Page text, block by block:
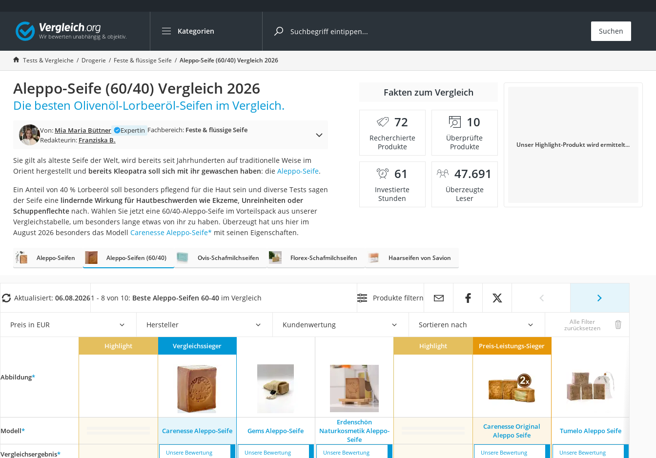
Kategorien
Die beliebtesten Vergleiche nach Kategorie
Drogerie
Inhalator
Haarschneider
Rollator
Katzenklappe (Chip)
Masturbator
Massagepistole
Epilierer
Reisehaartrockner
Eiweißpulver
Katzenklappe
leichter Haartrockner
Philips-Sonicare-Zahnbürste
Schildkrötenhaus
Mineralfutter Pferd
Massagegerät
Suchen
Tests & Vergleiche Drogerie Feste & flüssige Seife Aleppo-Seife (60/40) Vergleich 2026
Aleppo-Seife (60/40) Vergleich 2026
Die besten Olivenöl-Lorbeeröl-Seifen im Vergleich.
Von: Mia Maria Büttner Expertin Fachbereich: Feste & flüssige Seife
Redakteurin: Franziska B.
Sie gilt als älteste Seife der Welt, wird bereits seit Jahrhunderten auf traditionelle Weise im
Orient hergestellt und bereits Kleopatra soll sich mit ihr gewaschen haben: die Aleppo-Seife.
Ein Anteil von 40 % Lorbeeröl soll besonders pflegend für die Haut sein und diverse Tests sagen
der Seife eine lindernde Wirkung für Hautbeschwerden wie Ekzeme, Unreinheiten oder
Schuppenflechtenach. Wählen Sie jetzt eine 60/40-Aleppo-Seife im Vorteilspack aus unserer
Vergleichstabelle, um besonders lange etwas von ihr zu haben. Überzeugt hat uns hier im
August 2026 besonders das Modell Carenesse Aleppo-Seife* mit seinen Eigenschaften.
Fakten zum Vergleich
72
Recherchierte
Produkte
10
Überprüfte
Produkte
61
Investierte
Stunden
47.691
Überzeugte
Leser
Unser Highlight-Produkt wird ermittelt...
Aleppo-Seifen Aleppo-Seifen (60/40) Ovis-Schafmilchseifen Florex-Schafmilchseifen Haarseifen von Savion
Aktualisiert: 06.08.20261 - 8 von 10: Beste Aleppo-Seifen 60-40 im Vergleich Produkte filtern
Preis in EUR Hersteller Kundenwertung Sortieren nach Alle Filter
zurücksetzen
Abbildung*
Highlight Vergleichssieger Highlight Preis-Leistungs-Sieger
Modell* Carenesse Aleppo-Seife Gems Aleppo-Seife
Erdenschön
Naturkosmetik Aleppo-
Seife
Carenesse Original
Aleppo Seife
Tumelo Aleppo Seife
Vergleichsergebnis*
Unsere Bewertung Unsere Bewertung Unsere Bewertung Unsere Bewertung Unsere Bewertung